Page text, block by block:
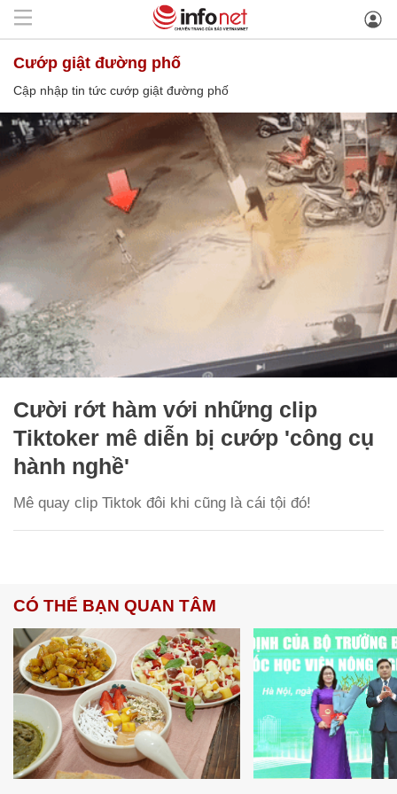
cướp giật đường phố
Cập nhập tin tức cướp giật đường phố
Cười rớt hàm với những clip
Tiktoker mê diễn bị cướp 'công cụ
hành nghề'
Mê quay clip Tiktok đôi khi cũng là cái tội đó!
CÓ THỂ BẠN QUAN TÂM